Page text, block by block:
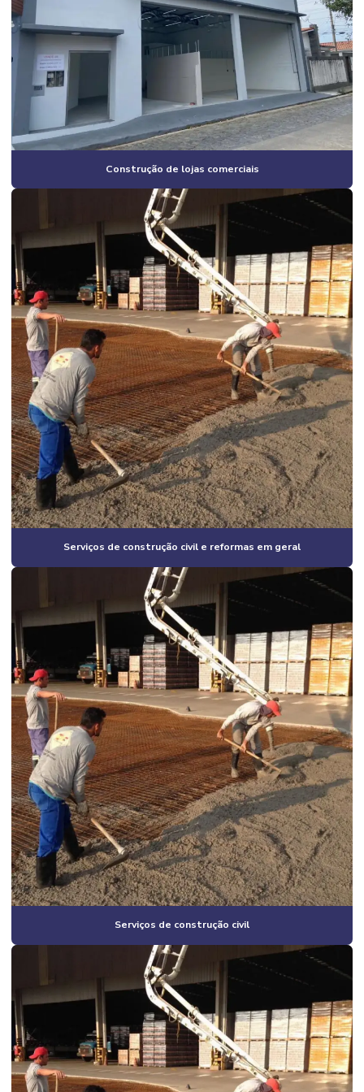
Construção civil empresas
Construção civil especializada em obras industriais
Construção civil industrial
Construção civil e reformas em geral
Construção civil residencial
Construção estrutura metálica preço
Construção de galpão 2 andares
Construção de galpão barato
Construção de galpão estrutura metálica
Construção de galpão industrial
Construção de galpão industrial valor
Construção de galpão m2
Construção de galpão pré moldado
Construção de galpão pré moldado campinas
Construção de galpão pré moldado orçamento
Construção de galpão pré moldado preço
Construção de galpão pré moldado valor
Construção de galpão preço por m2
Construção de galpão quanto custa
Construção de galpão valor
Construção de galpões metálicos
Construção de lojas comerciais
Construção de pavilhão industrial
Construção e reformas em geral
Construção residencial estrutura metálica
Construção de salão comercial
Construção de salas comerciais
Construtora em campinas
Construtora de casas em campinas
Construtora de casas em condomínio em campinas
Construtora de casas em condomínio em campinas e região
Construção de lojas comerciais
Serviços de construção civil e reformas em geral
Serviços de construção civil